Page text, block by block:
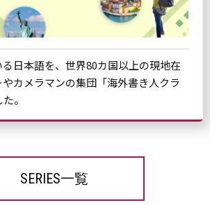
日本語を、世界80カ国以上の現地在
カメラマンの集団「海外書き人クラ
。
SERIES一覧